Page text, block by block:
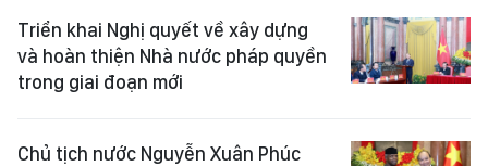
Triển khai Nghị quyết về xây dựng
và hoàn thiện Nhà nước pháp quyền
trong giai đoạn mới
Chủ tịch nước Nguyễn Xuân Phúc